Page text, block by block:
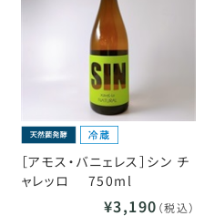
［アモス・バニェレス］シン チ
ャレッロ 750ml
¥3,190 （税込）